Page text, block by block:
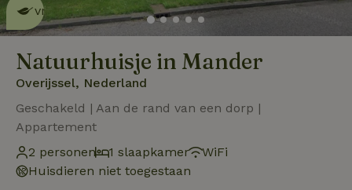
vriendelijklees meer
Natuurhuisje in Mander
Overijssel, Nederland
Geschakeld | Aan de rand van een dorp |
Appartement
2 personen
1 slaapkamer
WiFi
Huisdieren niet toegestaan